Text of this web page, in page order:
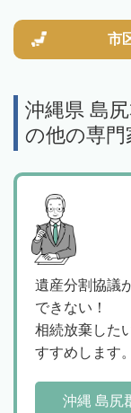
市
沖縄県 島
の他の専門
遺産分割協議
できない！
相続放棄した
すすめします。
沖縄 島尻